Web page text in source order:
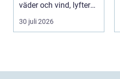
väder och vind, lyfter
helhetsintrycket...
30 juli 2026